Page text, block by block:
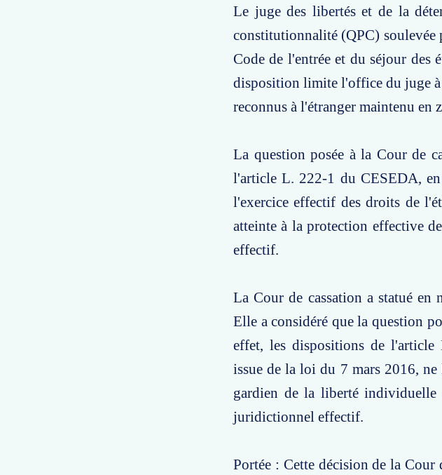
Le juge des libertés et de la
constitutionnalité (QPC)
Code de l'entrée et du séjour des
disposition limite l'office du juge
reconnus à l'étranger maintenu en
La question posée à la Cour de
l'article L. 222-1 du CESEDA,
l'exercice effectif des droits de
atteinte à la protection effective
effectif.
La Cour de cassation a statué
Elle a considéré que la question
effet, les dispositions de
issue de la loi du 7 mars 2016,
gardien de la liberté
juridictionnel effectif.
Portée : Cette décision de la